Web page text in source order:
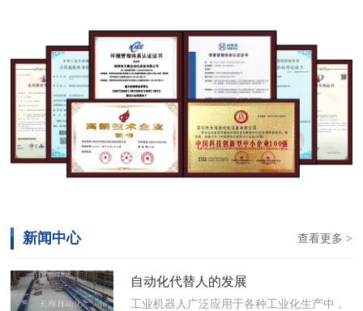
查看更多 >
新闻中心
自动化代替人的发展
工业机器人广泛应用于各种工业化生产中，